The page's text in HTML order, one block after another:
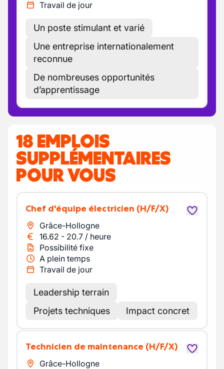
Travail de jour
Un poste stimulant et varié
Une entreprise internationalement
reconnue
De nombreuses opportunités
d’apprentissage
18 EMPLOIS
SUPPLÉMENTAIRES
POUR VOUS
Chef d'équipe électricien (H/F/X)
Grâce-Hollogne
16.62 - 20.7 / heure
Possibilité fixe
A plein temps
Travail de jour
Leadership terrain
Projets techniques
Impact concret
Technicien de maintenance (H/F/X)
Grâce-Hollogne